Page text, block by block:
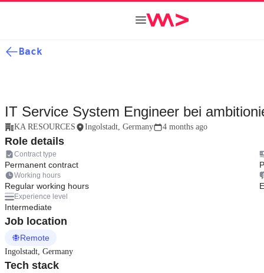
Back
IT Service System Engineer bei
KA RESOURCES Ingolstadt, Germany 4 months ago
Role details
Contract type
Permanent contract
Working hours
Regular working hours
Experience level
Intermediate
Job location
Remote
Ingolstadt, Germany
Tech stack